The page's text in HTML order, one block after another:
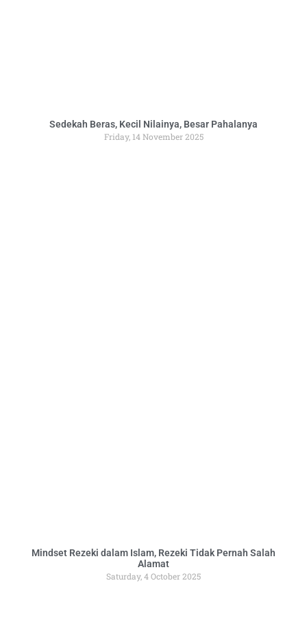
Sedekah Beras, Kecil Nilainya, Besar Pahalanya
Friday, 14 November 2025
Mindset Rezeki dalam Islam, Rezeki Tidak Pernah Salah
Alamat
Saturday, 4 October 2025